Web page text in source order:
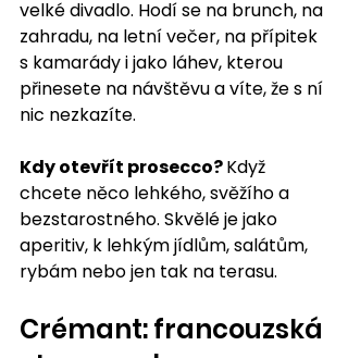
velké divadlo. Hodí se na brunch, na
zahradu, na letní večer, na přípitek
s kamarády i jako láhev, kterou
přinesete na návštěvu a víte, že s ní
nic nezkazíte.
Kdy otevřít prosecco? Když
chcete něco lehkého, svěžího a
bezstarostného. Skvělé je jako
aperitiv, k lehkým jídlům, salátům,
rybám nebo jen tak na terasu.
Crémant: francouzská